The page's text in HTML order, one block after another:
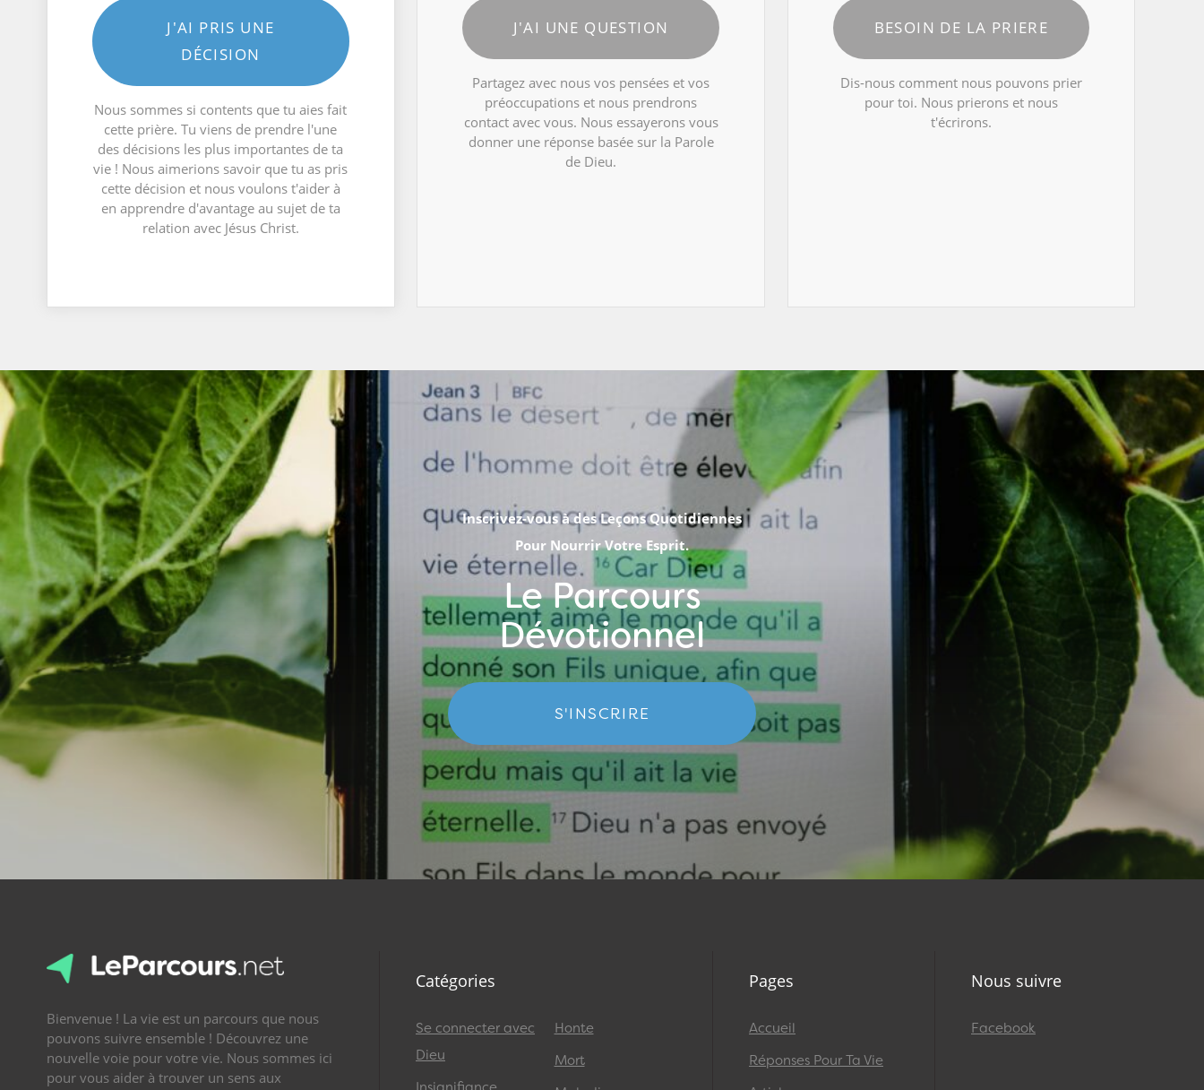
J'AI PRIS UNE
DÉCISION
Nous sommes si contents que tu aies fait
cette prière. Tu viens de prendre l'une
des décisions les plus importantes de ta
vie ! Nous aimerions savoir que tu as pris
cette décision et nous voulons t'aider à
en apprendre d'avantage au sujet de ta
relation avec Jésus Christ.
J'AI UNE QUESTION
Partagez avec nous vos pensées et vos
préoccupations et nous prendrons
contact avec vous. Nous essayerons vous
donner une réponse basée sur la Parole
de Dieu.
BESOIN DE LA PRIERE
Dis-nous comment nous pouvons prier
pour toi. Nous prierons et nous
t'écrirons.
Inscrivez-vous à des Leçons Quotidiennes
Pour Nourrir Votre Esprit.
Le Parcours
Dévotionnel
S'INSCRIRE
Bienvenue ! La vie est un parcours que nous
pouvons suivre ensemble ! Découvrez une
nouvelle voie pour votre vie. Nous sommes ici
pour vous aider à trouver un sens aux
Catégories
Se connecter avec
Dieu
Honte
Mort
Pages
Accueil
Réponses Pour Ta Vie
Nous suivre
Facebook